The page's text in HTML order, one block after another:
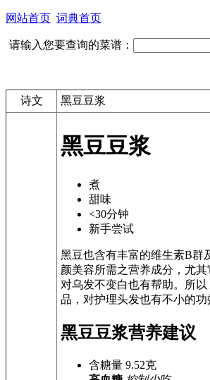
网站首页 词典首页
请输入您要查询的菜谱：
诗文 黑豆豆浆
黑豆豆浆
煮
甜味
<30分钟
新手尝试
黑豆也含有丰富的维生素B群
颜美容所需之营养成分，尤其
对乌发不变白也有帮助。所
品，对护理头发也有不小的功
黑豆豆浆营养建议
含糖量 9.52克